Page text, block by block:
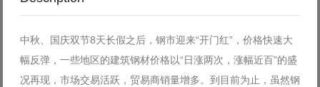
中秋、国庆双节8天长假之后，钢市迎来“开门红”，价格快速大
幅反弹，一些地区的建筑钢材价格以“日涨两次，涨幅近百”的盛
况再现，市场交易活跃，贸易商销量增多。到目前为止，虽然钢